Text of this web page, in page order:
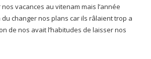
nos vacances au vitenam mais l’année
changer nos plans car ils râlaient trop a
de nos avait l’habitudes de laisser nos